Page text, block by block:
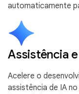
automaticamente
Assistência
Acelere o
assistência de IA no